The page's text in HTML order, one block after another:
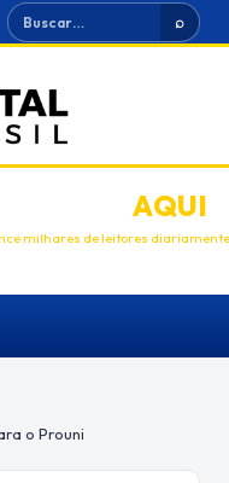
Buscar ⌕
ANUNCIEAQUI
milhares de leitores diariamente
o Prouni